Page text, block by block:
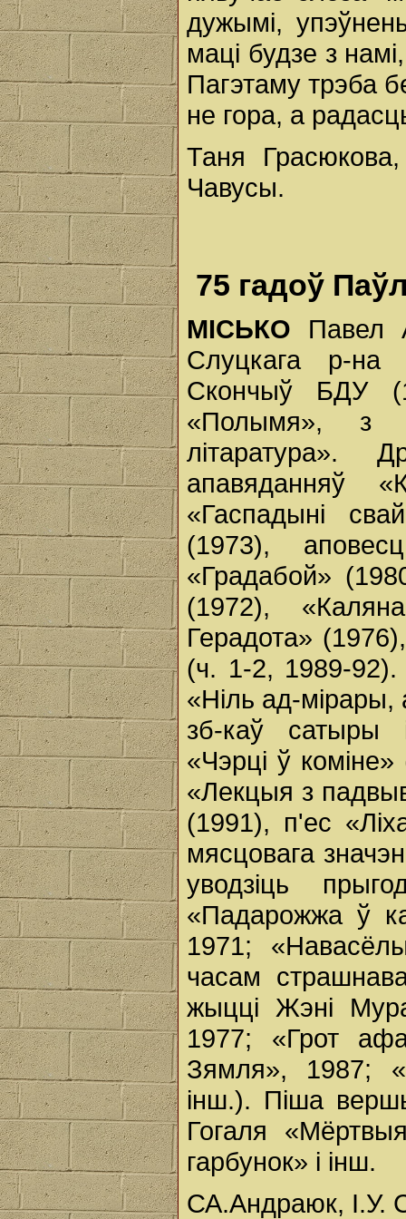
дужымі,
маці будзе з
Пагэтаму трэба
не гора, а
Таня
Чавусы.
75 гадоў
МІСЬКО Павел
Слуцкага р-на
Скончыў БДУ
«Полымя», з
апавяданняў
«Гаспадыні
(1973),
«Градабой»
(1972),
Герадота»
(ч. 1-2, 1989-92).
«Ніль ад-
зб-каў сатыры
«Чэрці ў
«Лекцыя з
(1991), п'ес
мясцовага
уводзіць
«Падарожжа ў
1971;
часам
жыцці Жэні
1977; «Грот
Зямля», 1987;
інш.). Піша
Гогаля
гарбунок» і інш.
СА.Андраюк, І.У.